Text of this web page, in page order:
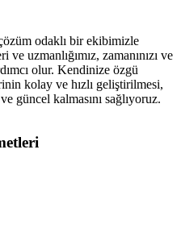
odaklı bir ekibimizle
uzmanlığımız, zamanınızı ve
olur. Kendinize özgü
kolay ve hızlı geliştirilmesi,
güncel kalmasını sağlıyoruz.